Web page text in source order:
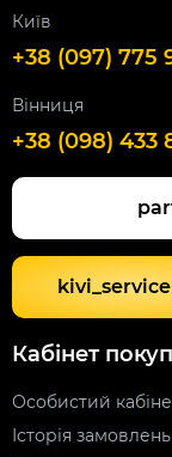
Київ
+38 (097) 775
Вінниця
+38 (098) 433
kivi_service
Кабінет
Особистий
Історія замовлень